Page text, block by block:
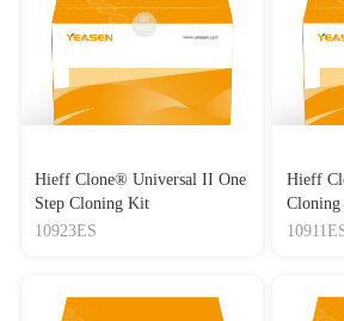
Hieff Clone® Universal II One
Step Cloning Kit
10923ES
Hieff
试剂盒